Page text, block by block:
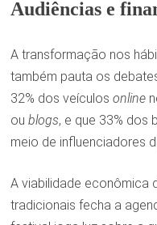
Audiências e
A transformação nos
também pauta os
32% dos veículos online
ou blogs, e que 33% dos
meio de influenciadores
A viabilidade econômica
tradicionais fecha a